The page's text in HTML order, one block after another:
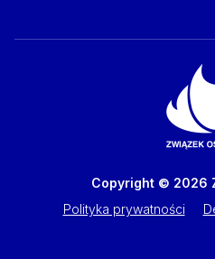
Copyright © 2026
Polityka prywatności